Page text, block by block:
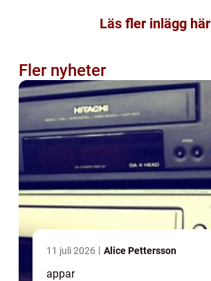
Läs fler inlägg här
Fler nyheter
11 juli 2026 Alice Pettersson
appar